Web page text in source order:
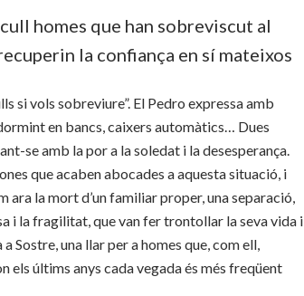
homes que han sobreviscut al
la confiança en sí mateixos
si vols sobreviure”. El Pedro expressa amb
en bancs, caixers automàtics… Dues
se amb la por a la soledat i la desesperança.
que acaben abocades a aquesta situació, i
la mort d’un familiar proper, una separació,
i la fragilitat, que van fer trontollar la seva vida i
Sostre, una llar per a homes que, com ell,
últims anys cada vegada és més freqüent